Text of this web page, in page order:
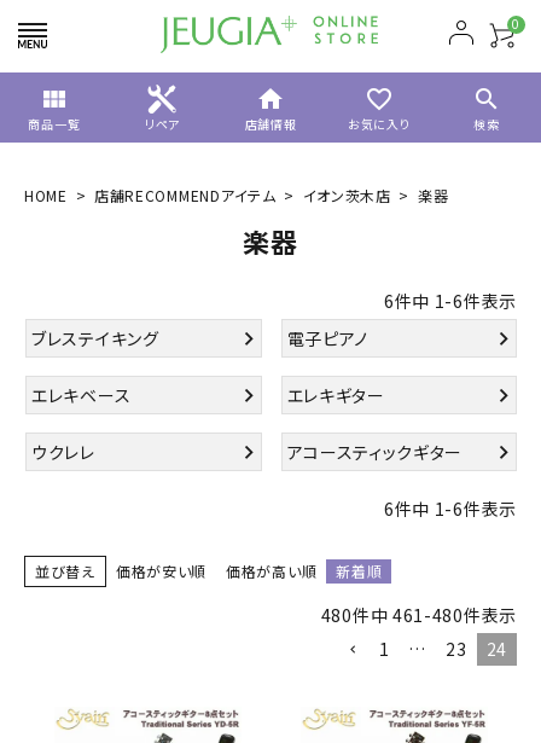
0
view_module
商品一覧 リペア
home
店舗情報
favorite_border
お気に入り
search
検索
HOME 店舗RECOMMENDアイテム イオン茨木店 楽器
楽器
6件中 1-6件表示
ブレステイキング
電子ピアノ
エレキベース エレキギター
ウクレレ アコースティックギター
6件中 1-6件表示
並び替え 価格が安い順 価格が高い順 新着順
480件中 461-480件表示
1
… 23 24